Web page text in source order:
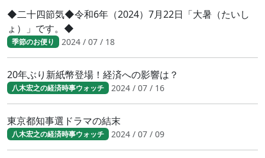
◆二十四節気◆令和6年（2024）7月22日「大暑（たいし
ょ）」です。◆
季節のお便り 2024 / 07 / 18
20年ぶり新紙幣登場！経済への影響は？
八木宏之の経済時事ウォッチ 2024 / 07 / 16
東京都知事選ドラマの結末
八木宏之の経済時事ウォッチ 2024 / 07 / 09